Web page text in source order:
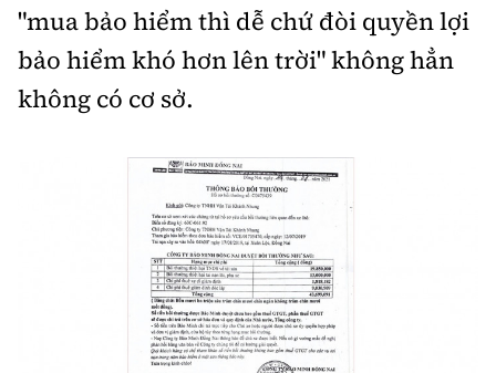
"mua bảo hiểm thì dễ chứ đòi quyền lợi
bảo hiểm khó hơn lên trời" không hẳn
không có cơ sở.